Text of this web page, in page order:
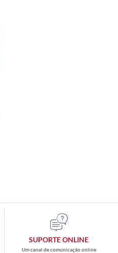
SUPORTE ONLINE
Um canal de comunicação online